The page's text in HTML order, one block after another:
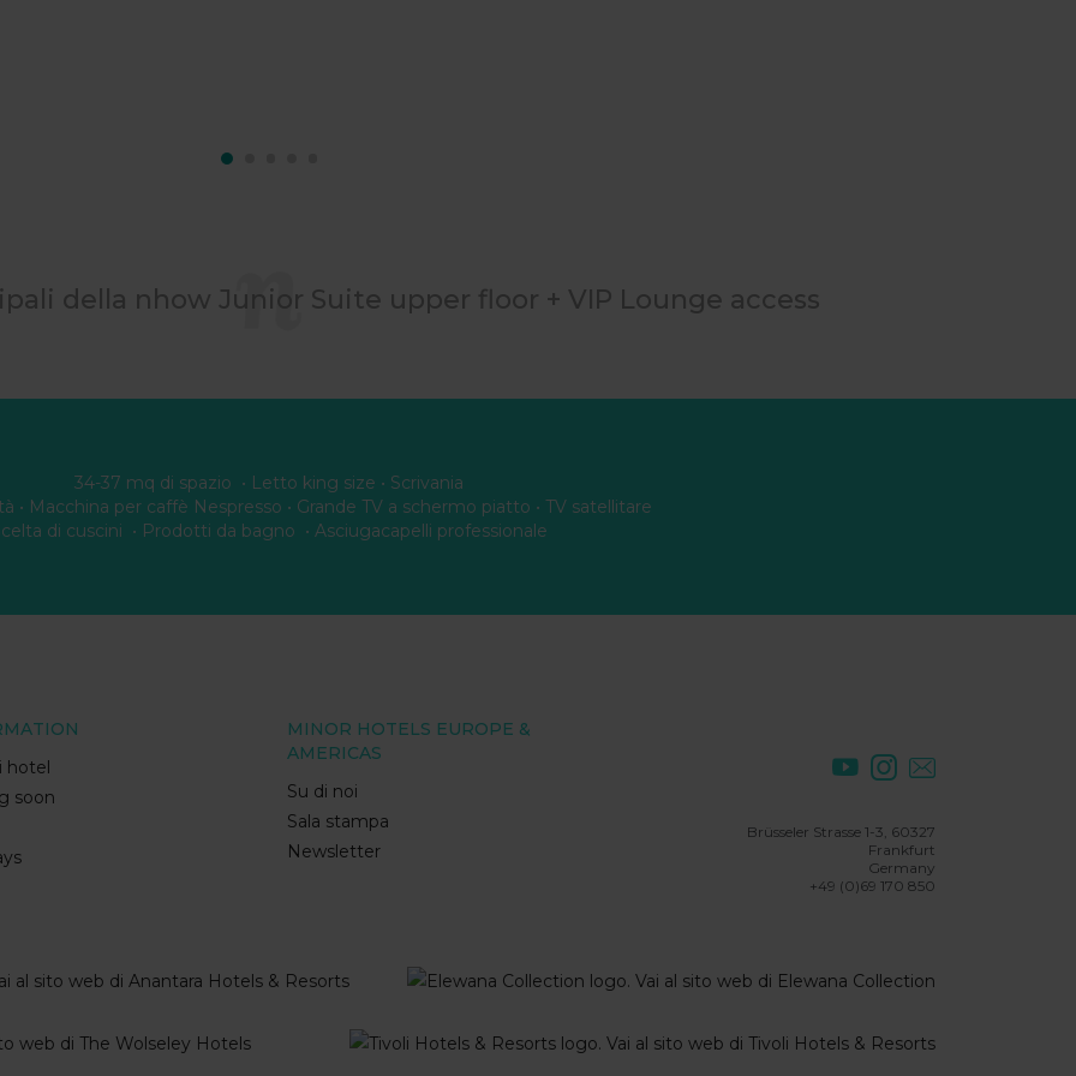
della nhow Junior Suite upper floor + VIP Lounge access
34-37 mq di spazio • Letto king size • Scrivania
• Macchina per caffè Nespresso • Grande TV a schermo piatto • TV satellitare
di cuscini • Prodotti da bagno • Asciugacapelli professionale
hotel
soon
MINOR HOTELS EUROPE &
AMERICAS
Su di noi
Sala stampa
Newsletter
Brüsseler Strasse 1-3, 60327
Frankfurt
Germany
+49 (0)69 170 850